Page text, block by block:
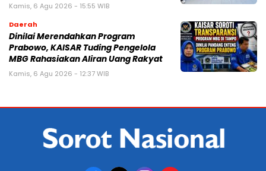
Kamis, 6 Agu 2026 - 15:55 WIB
Daerah
Dinilai Merendahkan Program
Prabowo, KAISAR Tuding Pengelola
MBG Rahasiakan Aliran Uang Rakyat
Kamis, 6 Agu 2026 - 12:37 WIB